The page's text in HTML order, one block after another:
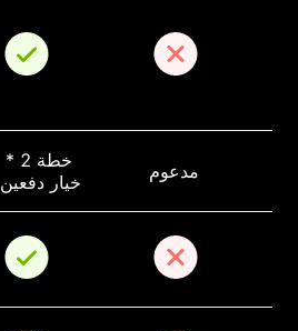
خطة 2 *
خيار دفعين
مدعوم